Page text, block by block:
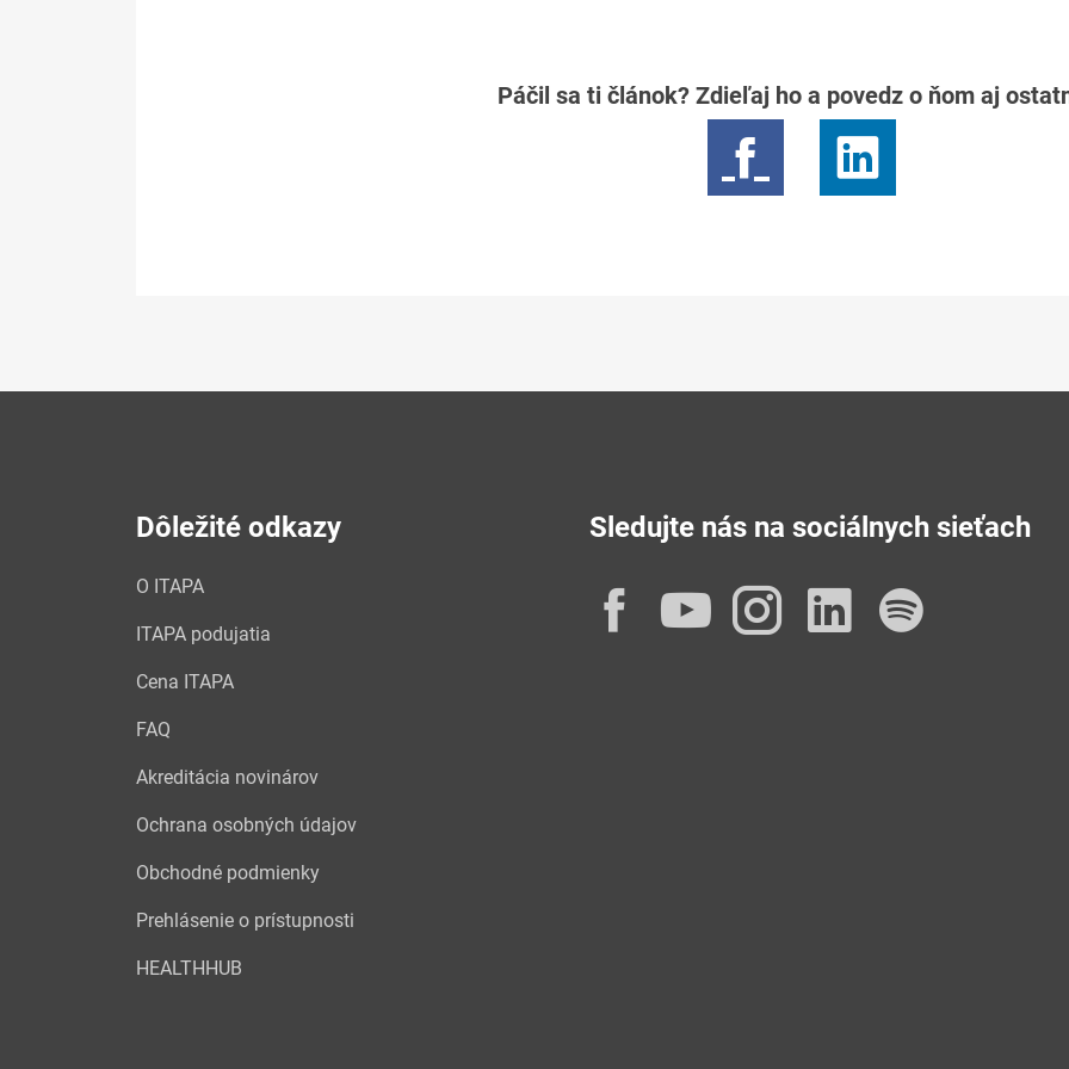
Páčil sa ti článok? Zdieľaj ho a povedz o ňom aj
Dôležité odkazy
O ITAPA
ITAPA podujatia
Cena ITAPA
FAQ
Akreditácia novinárov
Ochrana osobných údajov
Obchodné podmienky
Prehlásenie o prístupnosti
HEALTHHUB
Sledujte nás na sociálnych sieťach
Facebook
YouTube
Instagram
LinkedIn